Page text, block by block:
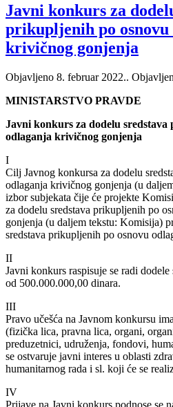
Javni konkurs za
prikupljenih po osnovu
krivičnog gonjenja
Objavljeno 8. februar 2022..
MINISTARSTVO PRAVDE
Javni konkurs za dodelu
odlaganja krivičnog gonjenja
I
Cilj Javnog konkursa za dodelu
odlaganja krivičnog gonjenja (u
izbor subjekata čije će projekte
za dodelu sredstava prikupljenih po
gonjenja (u daljem tekstu: Komisija)
sredstava prikupljenih po osnovu
II
Javni konkurs raspisuje se radi
od 500.000.000,00 dinara.
III
Pravo učešća na Javnom konkursu
(fizička lica, pravna lica, organi,
preduzetnici, udruženja, fondovi,
se ostvaruje javni interes u oblasti
humanitarnog rada i sl. koji će se
IV
Prijave na Javni konkurs podnose se